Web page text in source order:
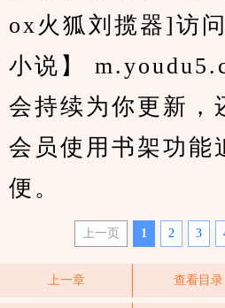
ox火狐刘揽器]访
小说】
会持续为你更新，
会员使用书架功能
便。
上一页 1 2 3
上一章 查看目录